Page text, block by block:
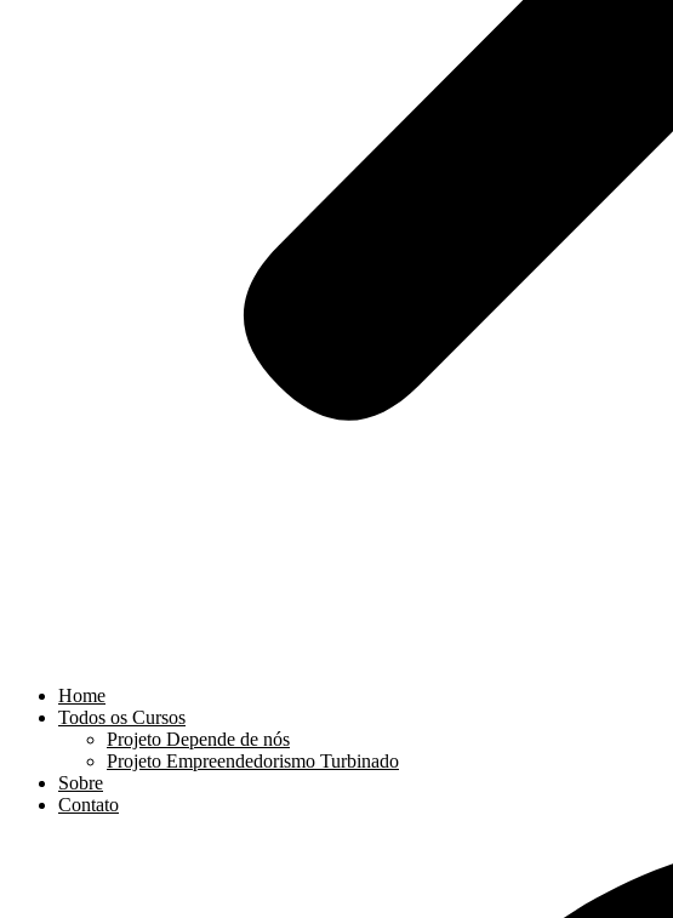
Home
Todos os Cursos
Projeto Depende de nós
Projeto Empreendedorismo Turbinado
Sobre
Contato